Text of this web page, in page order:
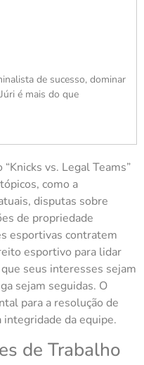
de sucesso, dominar
é mais do que
vs. Legal Teams”
como a
disputas sobre
de propriedade
esportivas contratem
esportivo para lidar
seus interesses sejam
sejam seguidas. O
para a resolução de
da equipe.
de Trabalho